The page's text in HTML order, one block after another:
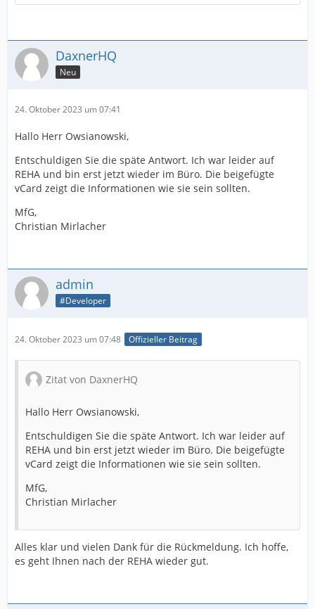
DaxnerHQ
Neu
24. Oktober 2023 um 07:41
Hallo Herr Owsianowski,
Entschuldigen Sie die späte Antwort. Ich war leider auf
REHA und bin erst jetzt wieder im Büro. Die beigefügte
vCard zeigt die Informationen wie sie sein sollten.
MfG,
Christian Mirlacher
admin
#Developer
24. Oktober 2023 um 07:48 Offizieller Beitrag
Zitat von DaxnerHQ
Hallo Herr Owsianowski,
Entschuldigen Sie die späte Antwort. Ich war leider auf
REHA und bin erst jetzt wieder im Büro. Die beigefügte
vCard zeigt die Informationen wie sie sein sollten.
MfG,
Christian Mirlacher
Alles klar und vielen Dank für die Rückmeldung. Ich hoffe,
es geht Ihnen nach der REHA wieder gut.